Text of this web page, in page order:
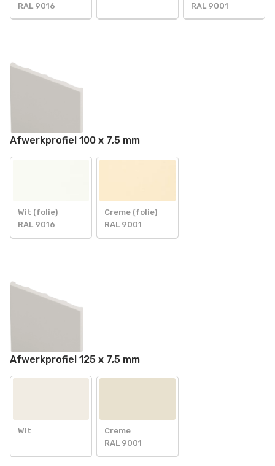
RAL 9016
RAL 9001
Afwerkprofiel 100 x 7,5 mm
Wit (folie)
RAL 9016
Creme (folie)
RAL 9001
Afwerkprofiel 125 x 7,5 mm
Wit
Creme
RAL 9001